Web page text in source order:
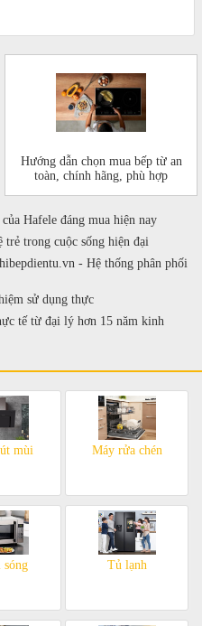
Hướng dẫn chọn mua bếp từ an
toàn, chính hãng, phù hợp
Hafele đáng mua hiện nay
trẻ trong cuộc sống hiện đại
- Hệ thống phân phối
sử dụng thực
tế từ đại lý hơn 15 năm kinh
mùi Máy rửa chén
Tủ lạnh